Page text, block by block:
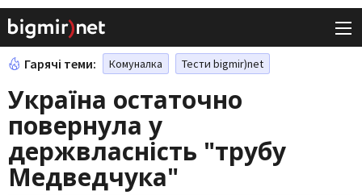
Гарячі теми: Комуналка Тести bigmir)net
Україна остаточно
повернула у
держвласність "трубу
Медведчука"